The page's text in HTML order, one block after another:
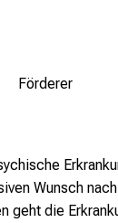
Förderer
Wunsch
geht die